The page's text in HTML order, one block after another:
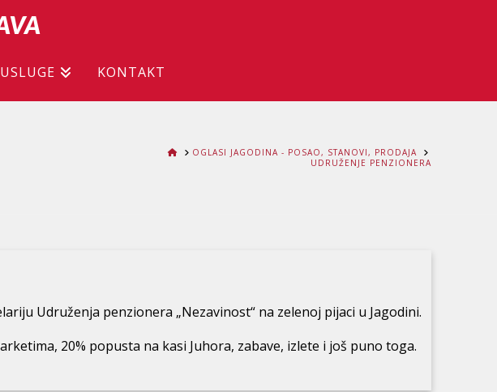
USLUGE KONTAKT
HOMEOGLASI JAGODINA - POSAO, STANOVI, PRODAJA
UDRUŽENJE PENZIONERA
Udruženja penzionera „Nezavinost“ na zelenoj pijaci u Jagodini.
20% popusta na kasi Juhora, zabave, izlete i još puno toga.